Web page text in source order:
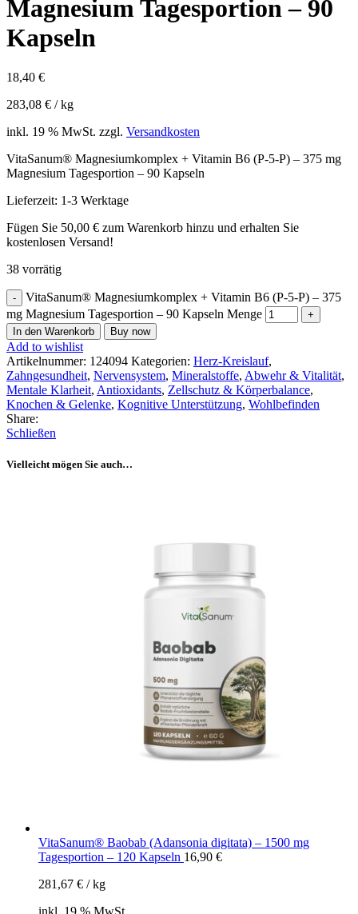
Magnesium Tagesportion – 90
Kapseln
18,40 €
283,08 € /kg
inkl. 19 % MwSt. zzgl. Versandkosten
VitaSanum® Magnesiumkomplex + Vitamin B6 (P-5-P) – 375 mg
Magnesium Tagesportion – 90 Kapseln
Lieferzeit: 1-3 Werktage
Fügen Sie 50,00 € zum Warenkorb hinzu und erhalten Sie
kostenlosen Versand!
38 vorrätig
VitaSanum® Magnesiumkomplex + Vitamin B6 (P-5-P) – 375
mg Magnesium Tagesportion – 90 Kapseln Menge
In den Warenkorb Buy now
Add to wishlist
Artikelnummer: 124094 Kategorien: Herz-Kreislauf,
Zahngesundheit, Nervensystem, Mineralstoffe, Abwehr & Vitalität,
Mentale Klarheit, Antioxidants, Zellschutz & Körperbalance,
Knochen & Gelenke, Kognitive Unterstützung, Wohlbefinden
Share:
Schließen
Vielleicht mögen Sie auch…
VitaSanum® Baobab (Adansonia digitata) – 1500 mg
Tagesportion – 120 Kapseln 16,90 €
281,67 € /kg